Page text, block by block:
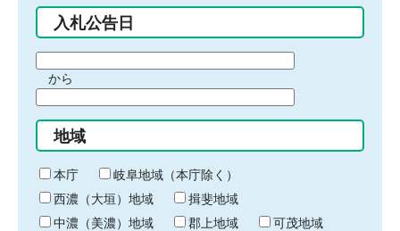
入札公告日
間
始
り
から
間
終
わ
り
地域
本庁
岐阜地域（本庁除く）
西濃（大垣）地域
揖斐地域
中濃（美濃）地域
郡上地域
可茂地域